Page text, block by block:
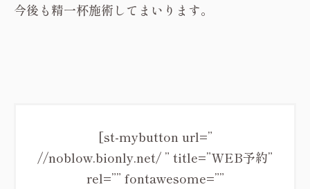
今後も精一杯施術してまいります。
[st-mybutton url=”
//noblow.bionly.net/ ” title=”WEB予約”
rel=”” fontawesome=””